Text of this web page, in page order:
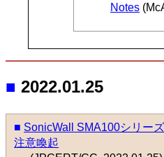
Notes
■ 2022.01.25
■ SonicWall SMA100シリー
注意喚起